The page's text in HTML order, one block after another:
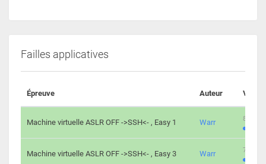
Failles applicatives
Épreuve Auteur
Machine virtuelle ASLR OFF ->SSH<- , Easy 1 Warr 801
Machine virtuelle ASLR OFF ->SSH<- , Easy 3 Warr 746